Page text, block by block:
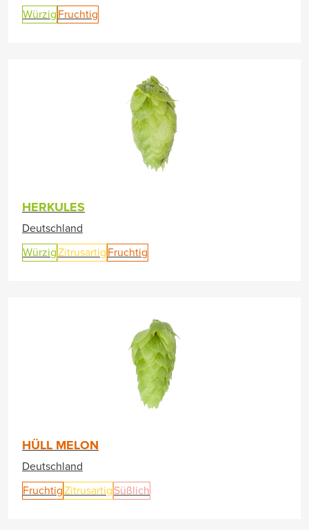
Würzig Fruchtig
HERKULES
Deutschland
WürzigZitrusartig Fruchtig
HÜLL MELON
Deutschland
FruchtigZitrusartig Süßlich